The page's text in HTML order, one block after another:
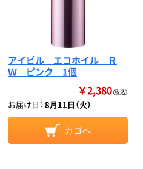
アイビル エコホイル Ｒ
Ｗ ピンク 1個
￥2,380（税込）
お届け日： 8月11日（火）
カゴへ